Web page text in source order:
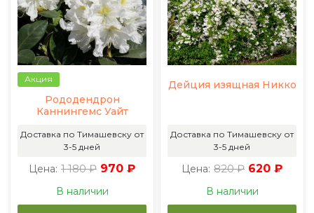
Акция
Рододендрон
Каннингемс Уайт
Доставка по Тимашевску от
3-5 дней
Цена: 1 180 ₽ 970 ₽
В наличии
Дейция изящная Никко
Доставка по Тимашевску от
3-5 дней
Цена: 820 ₽ 620 ₽
В наличии